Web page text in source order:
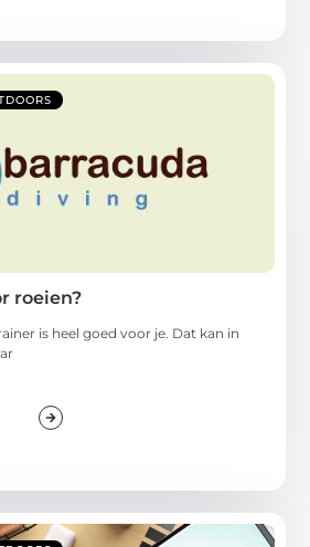
roeien?
is heel goed voor je. Dat kan in